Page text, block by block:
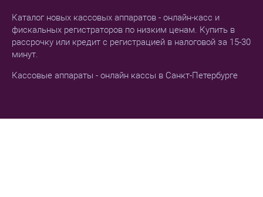
Каталог новых кассовых аппаратов - онлайн-касс и
фискальных регистраторов по низким ценам. Купить в
рассрочку или кредит с регистрацией в налоговой за 15-30
минут.
Кассовые аппараты - онлайн кассы в Санкт-Петербурге